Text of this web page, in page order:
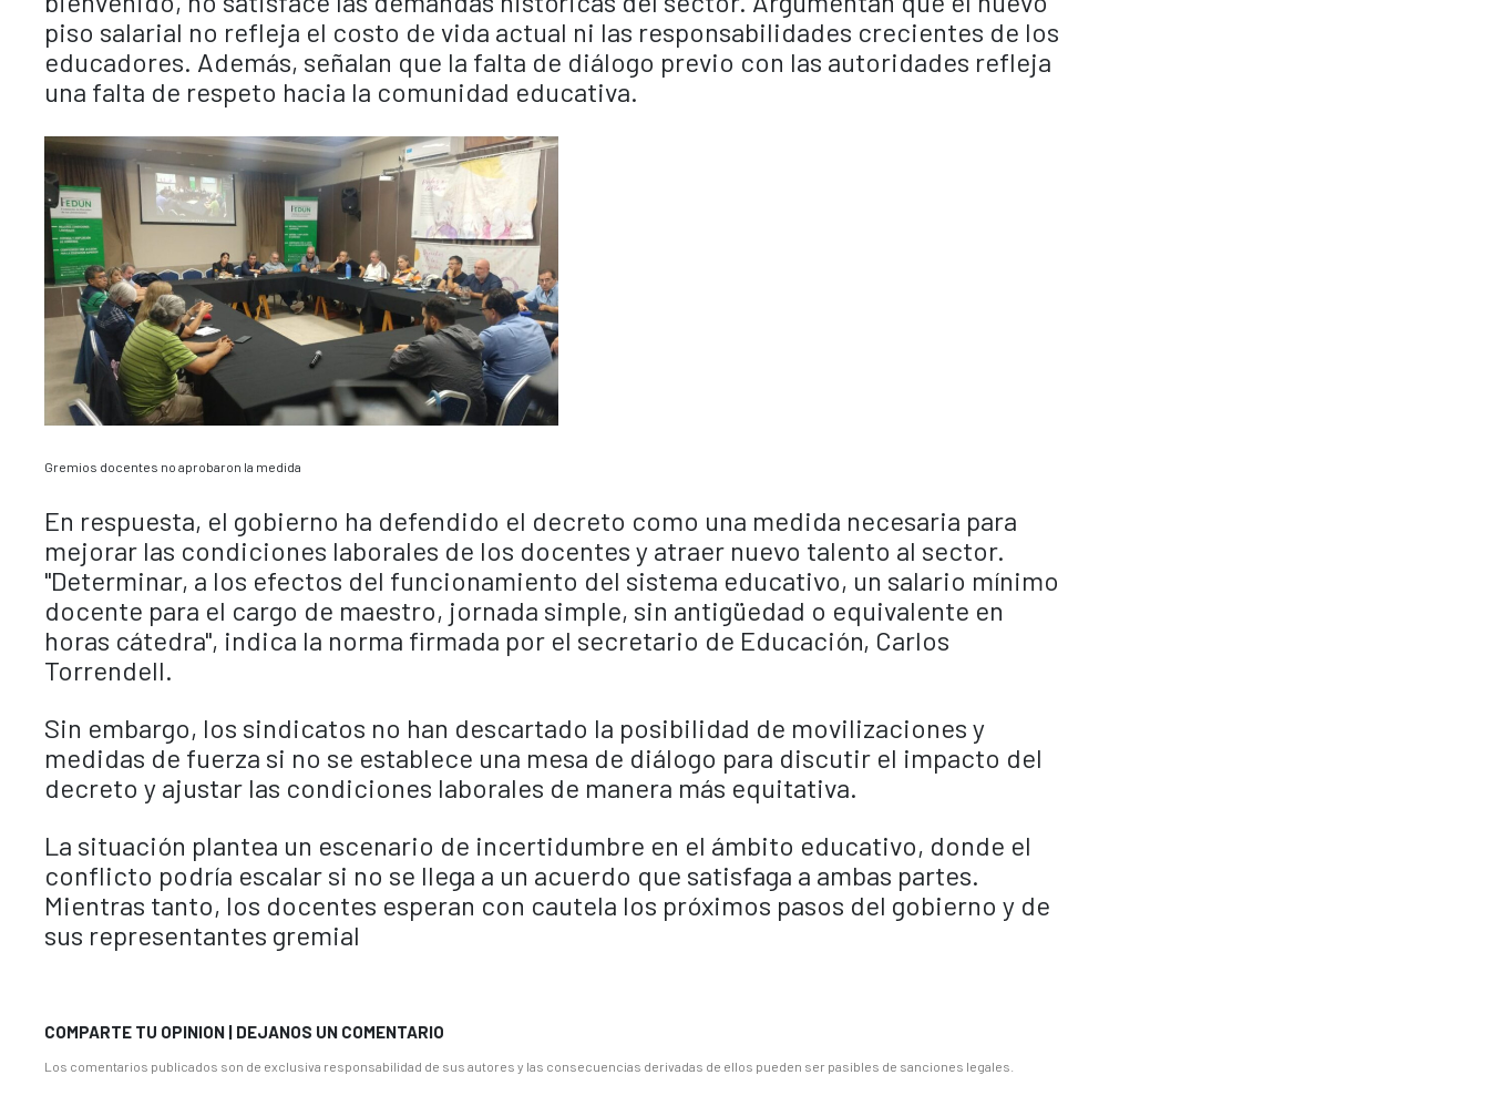
piso salarial no refleja el costo de vida actual ni las responsabilidades crecientes de los
educadores. Además, señalan que la falta de diálogo previo con las autoridades refleja
una falta de respeto hacia la comunidad educativa.
Gremios docentes no aprobaron la medida
En respuesta, el gobierno ha defendido el decreto como una medida necesaria para
mejorar las condiciones laborales de los docentes y atraer nuevo talento al sector.
"Determinar, a los efectos del funcionamiento del sistema educativo, un salario mínimo
docente para el cargo de maestro, jornada simple, sin antigüedad o equivalente en
horas cátedra", indica la norma firmada por el secretario de Educación, Carlos
Torrendell.
Sin embargo, los sindicatos no han descartado la posibilidad de movilizaciones y
medidas de fuerza si no se establece una mesa de diálogo para discutir el impacto del
decreto y ajustar las condiciones laborales de manera más equitativa.
La situación plantea un escenario de incertidumbre en el ámbito educativo, donde el
conflicto podría escalar si no se llega a un acuerdo que satisfaga a ambas partes.
Mientras tanto, los docentes esperan con cautela los próximos pasos del gobierno y de
sus representantes gremial
COMPARTE TU OPINION | DEJANOS UN COMENTARIO
Los comentarios publicados son de exclusiva responsabilidad de sus autores y las consecuencias derivadas de ellos pueden ser pasibles de sanciones legales.